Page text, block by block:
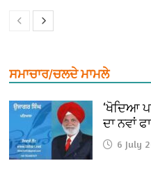
ਸਮਾਚਾਰ/ਚਲਦੇ ਮਾਮਲੇ
‘ਖੋਦਿਆ
ਦਾ ਨਵਾਂ
6 July